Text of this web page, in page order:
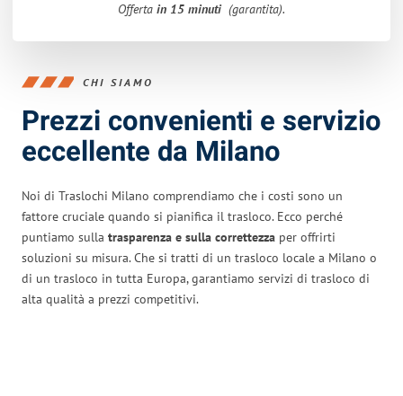
Offerta in 15 minuti (garantita).
CHI SIAMO
Prezzi convenienti e servizio
eccellente da Milano
Noi di Traslochi Milano comprendiamo che i costi sono un
fattore cruciale quando si pianifica il trasloco. Ecco perché
puntiamo sulla trasparenza e sulla correttezza per offrirti
soluzioni su misura. Che si tratti di un trasloco locale a Milano o
di un trasloco in tutta Europa, garantiamo servizi di trasloco di
alta qualità a prezzi competitivi.